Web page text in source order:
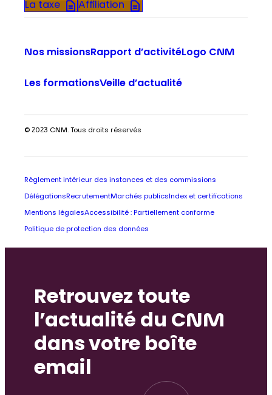
La taxe Affiliation
Nos missionsRapport d’activitéLogo CNM
Les formationsVeille d’actualité
© 2023 CNM. Tous droits réservés
Règlement intérieur des instances et des commissions
Délégations RecrutementMarchés publics Index et certifications
Mentions légalesAccessibilité : Partiellement conforme
Politique de protection des données
Retrouvez toute
l’actualité du CNM
dans votre boîte
email